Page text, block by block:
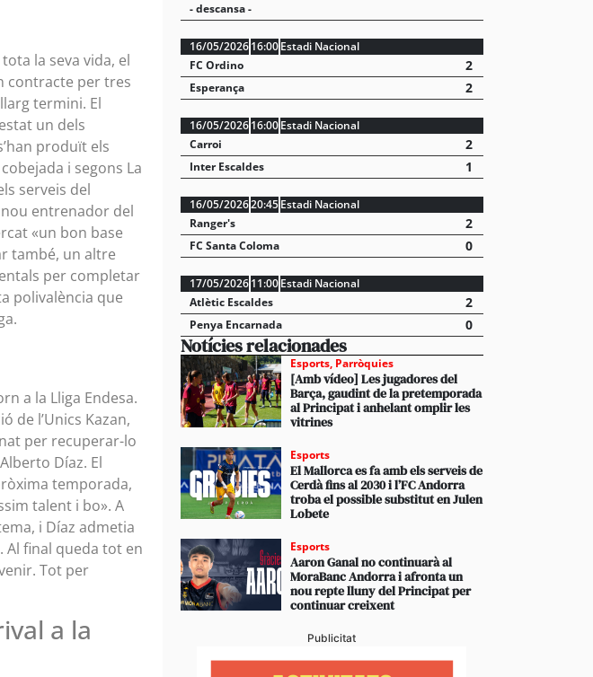
la seva vida, el
contracte per tres
termini. El
un dels
produït els
i segons La
serveis del
entrenador del
«un bon base
també, un altre
per completar
polivalència que
a la Lliga Endesa.
de l’Unics Kazan,
per recuperar-lo
Díaz. El
temporada,
talent i bo». A
i Díaz admetia
Al final queda tot en
Tot per
a la
- descansa -
16/05/2026 16:00 Estadi Nacional
FC Ordino
2
Esperança 2
16/05/2026 16:00 Estadi Nacional
Carroi
2
Inter Escaldes 1
16/05/202620:45 Estadi Nacional
Ranger's
2
FC Santa Coloma 0
17/05/2026 11:00 Estadi Nacional
Atlètic Escaldes
2
Penya Encarnada 0
Notícies relacionades
Esports, Parròquies
[Amb vídeo] Les jugadores del
Barça, gaudint de la pretemporada
al Principat i anhelant omplir les
vitrines
Esports
El Mallorca es fa amb els serveis de
Cerdà fins al 2030 i l’FC Andorra
troba el possible substitut en Julen
Lobete
Esports
Aaron Ganal no continuarà al
MoraBanc Andorra i afronta un
nou repte lluny del Principat per
continuar creixent
Publicitat